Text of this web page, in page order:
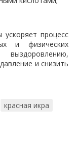
ускоряет процесс
и физических
выздоровлению,
и снизить
красная икра